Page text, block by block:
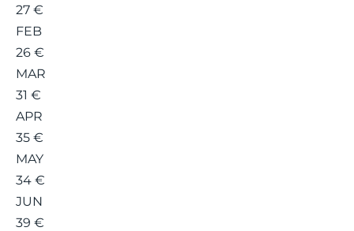
27 €
FEB
26 €
MAR
31 €
APR
35 €
MAY
34 €
JUN
39 €